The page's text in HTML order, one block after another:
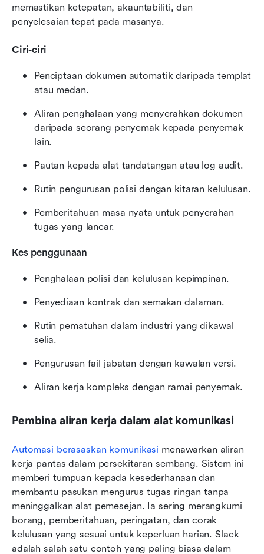
memastikan ketepatan, akauntabiliti, dan
penyelesaian tepat pada masanya.
Ciri-ciri
Penciptaan dokumen automatik daripada templat
atau medan.
Aliran penghalaan yang menyerahkan dokumen
daripada seorang penyemak kepada penyemak
lain.
Pautan kepada alat tandatangan atau log audit.
Rutin pengurusan polisi dengan kitaran kelulusan.
Pemberitahuan masa nyata untuk penyerahan
tugas yang lancar.
Kes penggunaan
Penghalaan polisi dan kelulusan kepimpinan.
Penyediaan kontrak dan semakan dalaman.
Rutin pematuhan dalam industri yang dikawal
selia.
Pengurusan fail jabatan dengan kawalan versi.
Aliran kerja kompleks dengan ramai penyemak.
Pembina aliran kerja dalam alat komunikasi
Automasi berasaskan komunikasi menawarkan aliran
kerja pantas dalam persekitaran sembang. Sistem ini
memberi tumpuan kepada kesederhanaan dan
membantu pasukan mengurus tugas ringan tanpa
meninggalkan alat pemesejan. Ia sering merangkumi
borang, pemberitahuan, peringatan, dan corak
kelulusan yang sesuai untuk keperluan harian. Slack
adalah salah satu contoh yang paling biasa dalam